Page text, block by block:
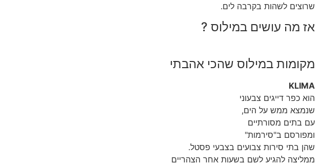
שרוצים לשהות בקרבה לים.
אז מה עושים במילוס ?
מקומות במילוס שהכי אהבתי
KLIMA
הוא כפר דייגים צבעוני
שנמצא ממש על הים,
עם בתים מסורתיים
ומפורסם ב"סירמות"
שהן בתי סירות צבועים בצבעי פסטל.
ממליצה להגיע לשם בשעות אחר הצהריים